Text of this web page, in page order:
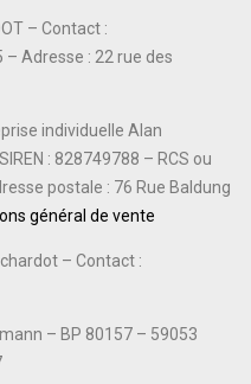
– Contact :
– Adresse : 22 rue des
individuelle Alan
: 828749788 – RCS ou
postale : 76 Rue Baldung
général de vente
– Contact :
– BP 80157 – 59053